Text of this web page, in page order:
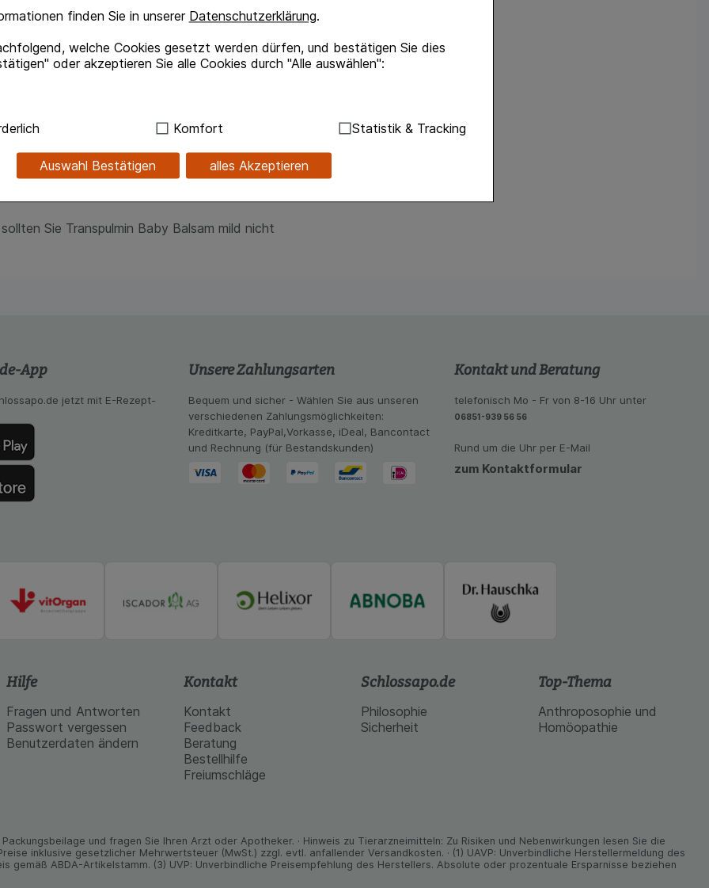
finden Sie in unserer Datenschutzerklärung.
welche Cookies gesetzt werden dürfen, und bestätigen Sie dies
oder akzeptieren Sie alle Cookies durch "Alle auswählen":
Hierbei handelt es sich um Cookies, die für die Grundfunktionen unserer
für die Wiedererkennung des Besuchers oder unsere Seite an bevorzugte
Spracheinstellung) anzupassen. Komfort-Cookies ermöglichen es uns auch
zugeschrittene Inhalte anzuzeigen und unser Partnerprogramm zu betreiben.
Komfort Statistik & Tracking
Auswahl Bestätigen alles Akzeptieren
ausgewogenen Mischung ätherischer Öle. Sanft
hilft Ihrem Kind zu entspannen und trägt
Ihres Babys zusätzlich positive Vorgänge aus. Die
Stellen werden dadurch angenehm erwärmt, die
Balsam mild bei Erkältungsgefahr. Der beim
Öle lässt Ihr Kind zusätzlich entspannt und
geprüft. Sollten bei der Anwendung trotzdem
Sie Transpulmin Baby Balsam mild nicht
App
jetzt mit E-Rezept-
Unsere Zahlungsarten
Bequem und sicher - Wählen Sie aus unseren
verschiedenen Zahlungsmöglichkeiten:
Kreditkarte, PayPal,Vorkasse, iDeal, Bancontact
und Rechnung (für Bestandskunden)
Kontakt und Beratung
telefonisch Mo - Fr von 8-16 Uhr unter
06851-939 56 56
Rund um die Uhr per E-Mail
zum Kontaktformular
Hilfe
Fragen und Antworten
Passwort vergessen
Benutzerdaten ändern
Kontakt
Kontakt
Feedback
Beratung
Bestellhilfe
Freiumschläge
Schlossapo.de
Philosophie
Sicherheit
Top-Thema
Anthroposophie und
Homöopathie
und fragen Sie Ihren Arzt oder Apo­theker. · Hinweis zu Tier­arz­nei­mitteln: Zu Risiken und Neben­wirkungen lesen Sie die
inklusive gesetz­licher Mehrwertsteuer (MwSt.) zzgl. evtl. anfallender Versand­kosten. · (1) UAVP: Unverbindliche Herstellermeldung des
ABDA-Artikelstamm. (3) UVP: Unverbindliche Preisempfehlung des Herstellers. Absolute oder prozentuale Ersparnisse beziehen